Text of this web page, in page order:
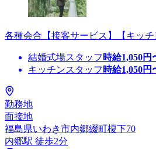
各種会合【接客サービス】【キッ
結婚式場スタッフ 時給1,050円
キッチンスタッフ 時給1,050円
勤務地
面接地
福島県いわき市内郷綴町榎下70
内郷駅 徒歩2分